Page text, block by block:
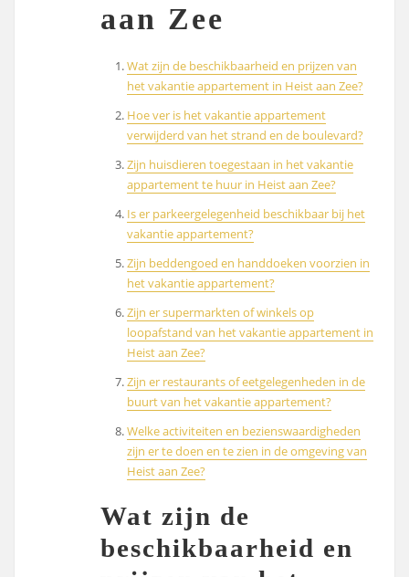
aan Zee
Wat zijn de beschikbaarheid en prijzen van
het vakantie appartement in Heist aan Zee?
Hoe ver is het vakantie appartement
verwijderd van het strand en de boulevard?
Zijn huisdieren toegestaan in het vakantie
appartement te huur in Heist aan Zee?
Is er parkeergelegenheid beschikbaar bij het
vakantie appartement?
Zijn beddengoed en handdoeken voorzien in
het vakantie appartement?
Zijn er supermarkten of winkels op
loopafstand van het vakantie appartement in
Heist aan Zee?
Zijn er restaurants of eetgelegenheden in de
buurt van het vakantie appartement?
Welke activiteiten en bezienswaardigheden
zijn er te doen en te zien in de omgeving van
Heist aan Zee?
Wat zijn de
beschikbaarheid en